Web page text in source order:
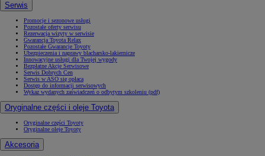
Serwis
Promocje i sezonowe usługi
Pozostałe oferty serwisu
Rezerwacja wizyty w serwisie
Gwarancja Toyota Relax
Pozostałe Gwarancje Toyoty
Ubezpieczenia i naprawy blacharsko-lakiernicze
Innowacyjne usługi dla Twojej wygody
Bezpłatne Akcje Serwisowe
Serwis Dobrych Cen
Serwis w ASO się opłaca
Dostęp do informacji serwisowych
Wykaz wydanych zaświadczeń o odbytym szkoleniu (pdf)
Oryginalne części i oleje Toyota
Oryginalne części Toyoty
Oryginalne oleje Toyoty
Akcesoria